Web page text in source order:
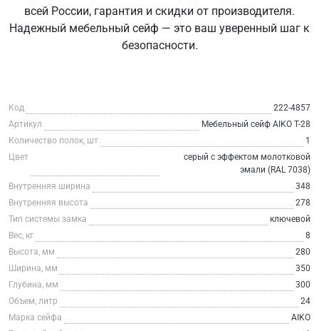
всей России, гарантия и скидки от производителя.
Надежный мебельный сейф — это ваш уверенный шаг к
безопасности.
Код
222-4857
Артикул
Мебельный сейф AIKO Т-28
Количество полок, шт
1
Цвет
серый с эффектом молотковой
эмали (RAL 7038)
Внутренняя ширина
348
Внутренняя высота
278
Тип системы замка
ключевой
Вес, кг
8
Высота, мм
280
Ширина, мм
350
Глубина, мм
300
Объем, литр
24
Марка сейфа
AIKO